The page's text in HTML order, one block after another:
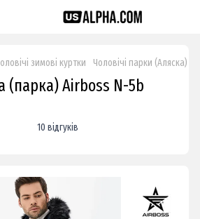
зимові куртки Чоловічі парки (Аляска)
(парка) Airboss N-5b
10 відгуків